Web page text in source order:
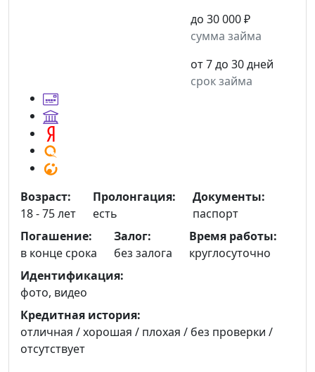
до 30 000 ₽
сумма займа
от 7 до 30 дней
срок займа
Возраст:
18 - 75 лет
Пролонгация:
есть
Документы:
паспорт
Погашение:
в конце срока
Залог:
без залога
Время работы:
круглосуточно
Идентификация:
фото, видео
Кредитная история:
отличная / хорошая / плохая / без проверки /
отсутствует